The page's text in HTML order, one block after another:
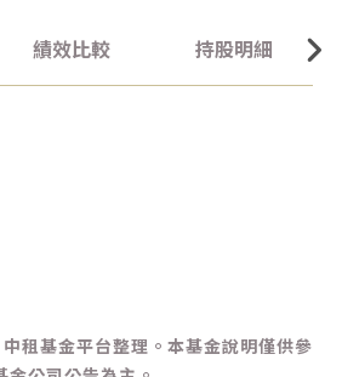
績效比較 持股明細
租基金平台整理。本基金說明僅供參